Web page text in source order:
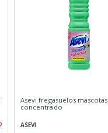
Asevi fregasuelos mascotas
concentrado
ASEVI